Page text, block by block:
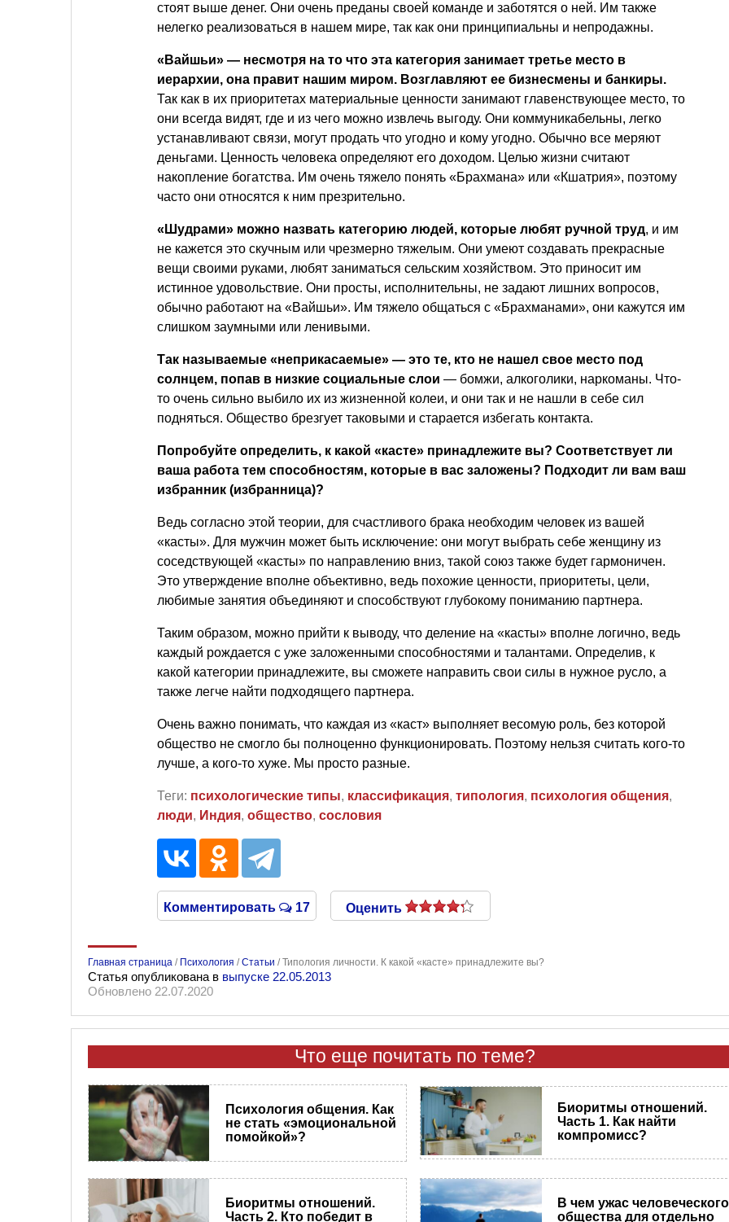
стоят выше денег. Они очень преданы своей команде и заботятся о ней. Им также
нелегко реализоваться в нашем мире, так как они принципиальны и непродажны.
«Вайшьи» — несмотря на то что эта категория занимает третье место в
иерархии, она правит нашим миром. Возглавляют ее бизнесмены и банкиры.
Так как в их приоритетах материальные ценности занимают главенствующее место, то
они всегда видят, где и из чего можно извлечь выгоду. Они коммуникабельны, легко
устанавливают связи, могут продать что угодно и кому угодно. Обычно все меряют
деньгами. Ценность человека определяют его доходом. Целью жизни считают
накопление богатства. Им очень тяжело понять «Брахмана» или «Кшатрия», поэтому
часто они относятся к ним презрительно.
«Шудрами» можно назвать категорию людей, которые любят ручной труд, и им
не кажется это скучным или чрезмерно тяжелым. Они умеют создавать прекрасные
вещи своими руками, любят заниматься сельским хозяйством. Это приносит им
истинное удовольствие. Они просты, исполнительны, не задают лишних вопросов,
обычно работают на «Вайшьи». Им тяжело общаться с «Брахманами», они кажутся им
слишком заумными или ленивыми.
Так называемые «неприкасаемые» — это те, кто не нашел свое место под
солнцем, попав в низкие социальные слои — бомжи, алкоголики, наркоманы. Что-
то очень сильно выбило их из жизненной колеи, и они так и не нашли в себе сил
подняться. Общество брезгует таковыми и старается избегать контакта.
Попробуйте определить, к какой «касте» принадлежите вы? Соответствует ли
ваша работа тем способностям, которые в вас заложены? Подходит ли вам ваш
избранник (избранница)?
Ведь согласно этой теории, для счастливого брака необходим человек из вашей
«касты». Для мужчин может быть исключение: они могут выбрать себе женщину из
соседствующей «касты» по направлению вниз, такой союз также будет гармоничен.
Это утверждение вполне объективно, ведь похожие ценности, приоритеты, цели,
любимые занятия объединяют и способствуют глубокому пониманию партнера.
Таким образом, можно прийти к выводу, что деление на «касты» вполне логично, ведь
каждый рождается с уже заложенными способностями и талантами. Определив, к
какой категории принадлежите, вы сможете направить свои силы в нужное русло, а
также легче найти подходящего партнера.
Очень важно понимать, что каждая из «каст» выполняет весомую роль, без которой
общество не смогло бы полноценно функционировать. Поэтому нельзя считать кого-то
лучше, а кого-то хуже. Мы просто разные.
Теги: психологические типы, классификация, типология, психология общения,
люди, Индия, общество, сословия
Комментировать 17 Оценить
Главная страница / Психология /Статьи /Типология личности. К какой «касте» принадлежите вы?
Статья опубликована в выпуске 22.05.2013
Обновлено 22.07.2020
Что еще почитать по теме?
Психология общения. Как
не стать «эмоциональной
помойкой»?
Биоритмы отношений.
Часть 1. Как найти
компромисс?
Биоритмы отношений.
Часть 2. Кто победит в
В чем ужас человеческого
общества для отдельно